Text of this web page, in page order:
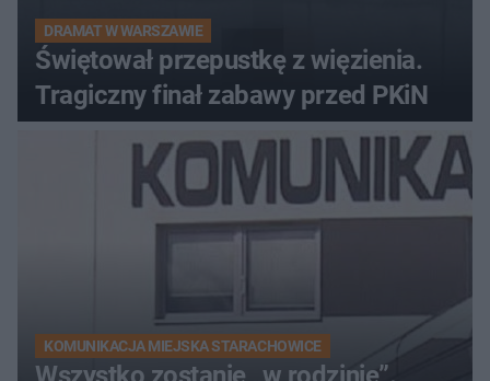
DRAMAT W WARSZAWIE
Świętował przepustkę z więzienia.
Tragiczny finał zabawy przed PKiN
KOMUNIKACJA MIEJSKA STARACHOWICE